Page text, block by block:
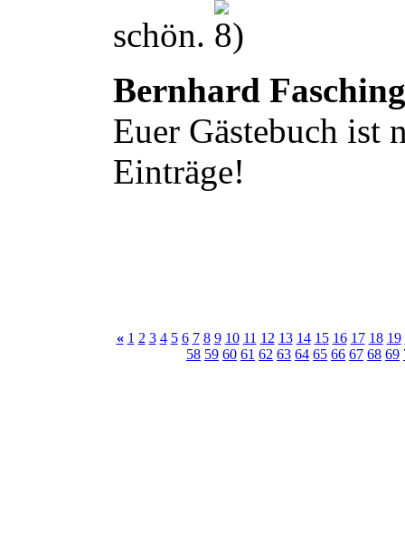
schön.
Bernhard Fasching
Euer Gästebuch ist
Einträge!
« 1 2 3 4 5 6 7 8 9 10 11 12 13 14 15 16 17 18 19
58 59 60 61 62 63 64 65 66 67 68 69